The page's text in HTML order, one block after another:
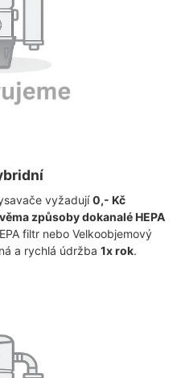
vyžadují0,- Kč
způsoby dokanalé HEPA
filtr nebo Velkoobjemový
a rychlá údržba1x rok.